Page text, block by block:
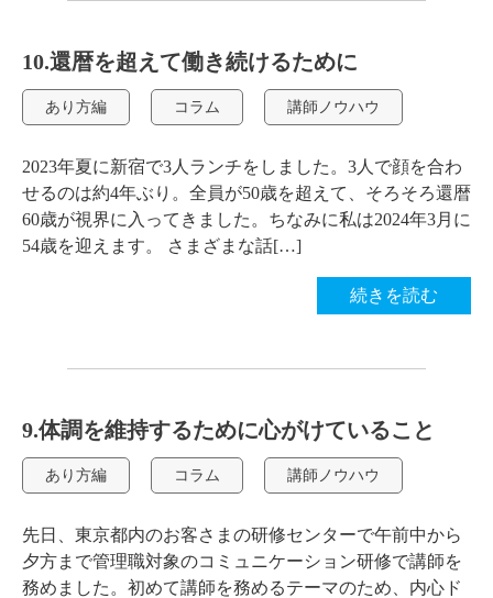
10.還暦を超えて働き続けるために
あり方編 コラム 講師ノウハウ
2023年夏に新宿で3人ランチをしました。3人で顔を合わ
せるのは約4年ぶり。全員が50歳を超えて、そろそろ還暦
60歳が視界に入ってきました。ちなみに私は2024年3月に
54歳を迎えます。 さまざまな話[…]
続きを読む
9.体調を維持するために心がけていること
あり方編 コラム 講師ノウハウ
先日、東京都内のお客さまの研修センターで午前中から
夕方まで管理職対象のコミュニケーション研修で講師を
務めました。初めて講師を務めるテーマのため、内心ド